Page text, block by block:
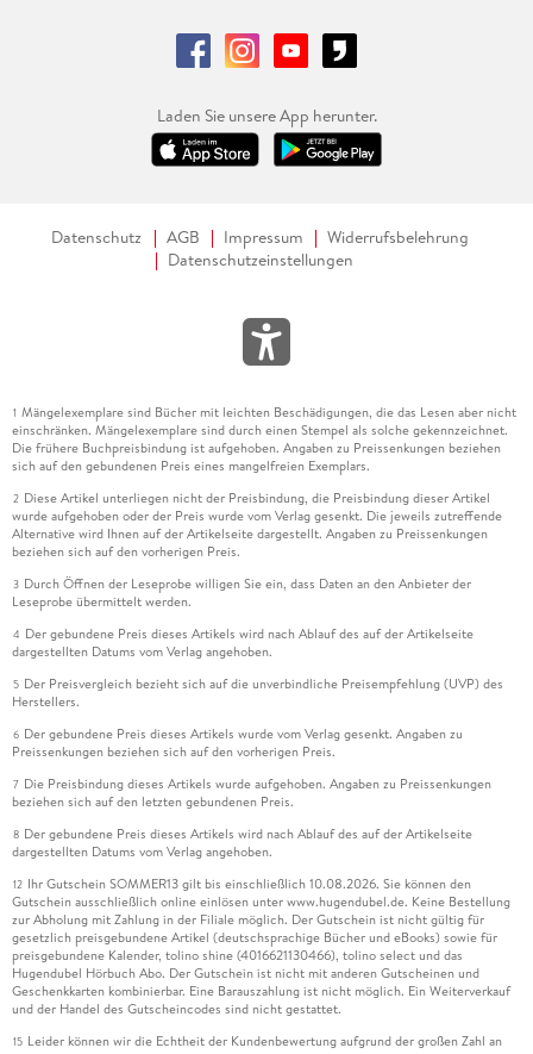
Laden Sie unsere App herunter.
Datenschutz AGB Impressum
Widerrufsbelehrung
Datenschutzeinstellungen
1 Mängelexemplare sind Bücher mit leichten Beschädigungen, die das Lesen aber nicht
einschränken. Mängelexemplare sind durch einen Stempel als solche gekennzeichnet.
Die frühere Buchpreisbindung ist aufgehoben. Angaben zu Preissenkungen beziehen
sich auf den gebundenen Preis eines mangelfreien Exemplars.
2 Diese Artikel unterliegen nicht der Preisbindung, die Preisbindung dieser Artikel
wurde aufgehoben oder der Preis wurde vom Verlag gesenkt. Die jeweils zutreffende
Alternative wird Ihnen auf der Artikelseite dargestellt. Angaben zu Preissenkungen
beziehen sich auf den vorherigen Preis.
3 Durch Öffnen der Leseprobe willigen Sie ein, dass Daten an den Anbieter der
Leseprobe übermittelt werden.
4 Der gebundene Preis dieses Artikels wird nach Ablauf des auf der Artikelseite
dargestellten Datums vom Verlag angehoben.
5 Der Preisvergleich bezieht sich auf die unverbindliche Preisempfehlung (UVP) des
Herstellers.
6 Der gebundene Preis dieses Artikels wurde vom Verlag gesenkt. Angaben zu
Preissenkungen beziehen sich auf den vorherigen Preis.
7 Die Preisbindung dieses Artikels wurde aufgehoben. Angaben zu Preissenkungen
beziehen sich auf den letzten gebundenen Preis.
8 Der gebundene Preis dieses Artikels wird nach Ablauf des auf der Artikelseite
dargestellten Datums vom Verlag angehoben.
12 Ihr Gutschein SOMMER13 gilt bis einschließlich 10.08.2026. Sie können den
Gutschein ausschließlich online einlösen unter www.hugendubel.de. Keine Bestellung
zur Abholung mit Zahlung in der Filiale möglich. Der Gutschein ist nicht gültig für
gesetzlich preisgebundene Artikel (deutschsprachige Bücher und eBooks) sowie für
preisgebundene Kalender, tolino shine (4016621130466), tolino select und das
Hugendubel Hörbuch Abo. Der Gutschein ist nicht mit anderen Gutscheinen und
Geschenkkarten kombinierbar. Eine Barauszahlung ist nicht möglich. Ein Weiterverkauf
und der Handel des Gutscheincodes sind nicht gestattet.
15 Leider können wir die Echtheit der Kundenbewertung aufgrund der großen Zahl an